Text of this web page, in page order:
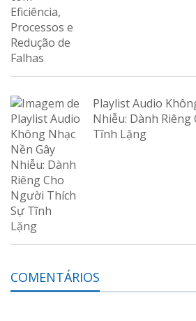
Playlist Audio
Nhiễu: Dành
Tĩnh Lặng
COMENTÁRIOS